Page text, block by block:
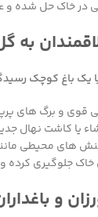
در خاک حل شده و
به
یا یک باغ کوچک
قوی و برگ های
یا کاشت نهال
تنش های محیطی
جلوگیری کرده
و